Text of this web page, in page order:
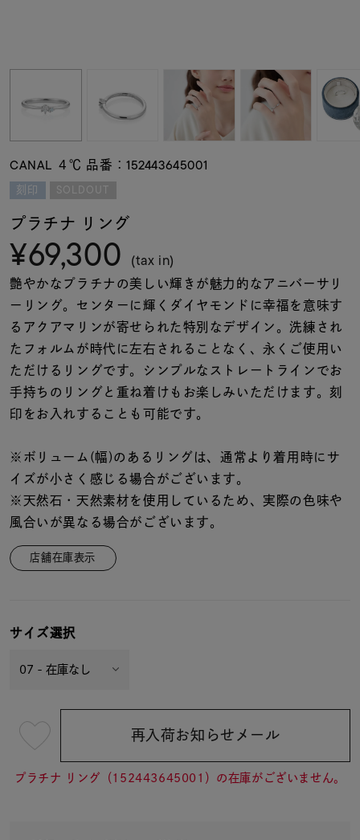
石の色
ファッションテイス
ト
着用シーン
コレクション
レディース
メンズ
リングサイズ
～
価格
在庫
CANAL ４℃ 品番：152443645001
刻印 SOLDOUT
プラチナ リング
¥69,300 (tax in)
艶やかなプラチナの美しい輝きが魅力的なアニバーサリ
ーリング。センターに輝くダイヤモンドに幸福を意味す
るアクアマリンが寄せられた特別なデザイン。洗練され
たフォルムが時代に左右されることなく、永くご使用い
ただけるリングです。シンプルなストレートラインでお
手持ちのリングと重ね着けもお楽しみいただけます。刻
印をお入れすることも可能です。
※ボリューム(幅)のあるリングは、通常より着用時にサ
イズが小さく感じる場合がございます。
※天然石・天然素材を使用しているため、実際の色味や
風合いが異なる場合がございます。
店舗在庫表示
サイズ選択
¥69,300 (tax
in)
再入荷お知らせメール
プラチナ リング（152443645001）の在庫がございません。